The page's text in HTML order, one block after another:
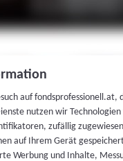
auf
nutzen wir Technologien
zufällig
auf Ihrem Gerät
Werbung und Inhalte,